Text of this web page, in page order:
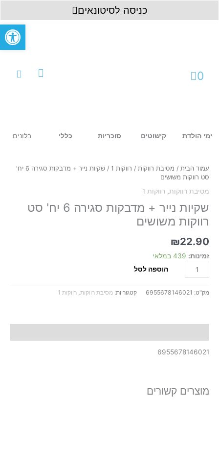
כניסה לסיטונאים
0
עגלת
ימי הולדת קישוטים סוכריות כללי בלונים
עמוד הבית / מסיבת רווקות / רווקות 1
/ שקיות נייר + מדבקות סגירה 6 יח'
סט רווקות משושים
מסיבת רווקות, רווקות 1
שקיות נייר + מדבקות סגירה 6 יח' סט
רווקות משושים
₪22.90
זמינות: 439 במלאי
שקיות
נייר
מדבקות
סגירה
6
יח'
רווקות
משושים
הוספה לסל
מק"ט: 6955678146021 קטגוריות: מסיבת רווקות, רווקות 1
6955678146021
מוצרים קשורים
פתח